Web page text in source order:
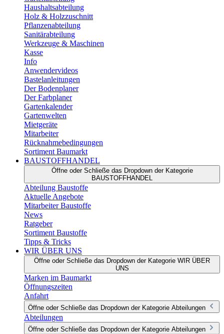
Haushaltsabteilung
Holz & Holzzuschnitt
Pflanzenabteilung
Sanitärabteilung
Werkzeuge & Maschinen
Kasse
Info
Anwendervideos
Bastelanleitungen
Der Bodenplaner
Der Farbplaner
Gartenkalender
Gartenwelten
Mietgeräte
Mitarbeiter
Rücknahmebedingungen
Sortiment Baumarkt
BAUSTOFFHANDEL
Öffne oder Schließe das Dropdown der Kategorie
BAUSTOFFHANDEL
Abteilung Baustoffe
Aktuelle Angebote
Mitarbeiter Baustoffe
News
Ratgeber
Sortiment Baustoffe
Tipps & Tricks
WIR ÜBER UNS
Öffne oder Schließe das Dropdown der Kategorie WIR ÜBER
UNS
Marken im Baumarkt
Öffnungszeiten
Anfahrt
Öffne oder Schließe das Dropdown der Kategorie Abteilungen
Abteilungen
Öffne oder Schließe das Dropdown der Kategorie Abteilungen